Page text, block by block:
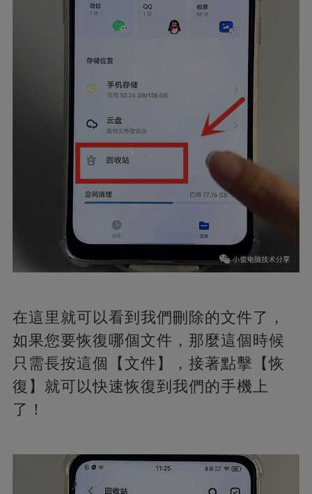
在這里就可以看到我們刪除的文件了，
如果您要恢復哪個文件，那麼這個時候
只需長按這個【文件】，接著點擊【恢
復】就可以快速恢復到我們的手機上
了！